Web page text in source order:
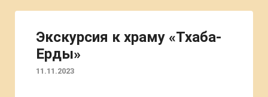
Экскурсия к храму «Тхаба-
Ерды»
11.11.2023